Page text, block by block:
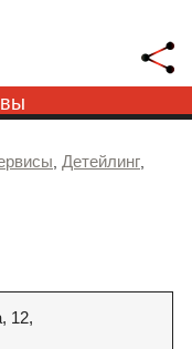
, Детейлинг,
12,